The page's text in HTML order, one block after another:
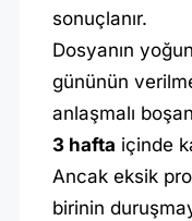
sonuçlanır.
Dosyanın
gününün
anlaşmalı
3 hafta içinde
Ancak eksik
birinin